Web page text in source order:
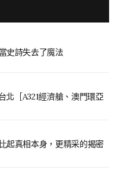
史詩失去了魔法
北［A321經濟艙、澳門環亞
起真相本身，更精采的揭密